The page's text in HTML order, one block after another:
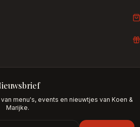
menu's, events en nieuwtjes van Koen &
Marijke.